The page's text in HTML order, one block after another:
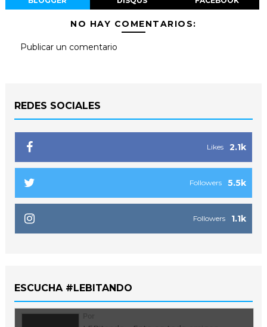
NO HAY COMENTARIOS:
Publicar un comentario
REDES SOCIALES
2.1k
Likes
5.5k
Followers
1.1k
Followers
ESCUCHA #LEBITANDO